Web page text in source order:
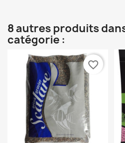
8 autres produits
catégorie :
favorite_border